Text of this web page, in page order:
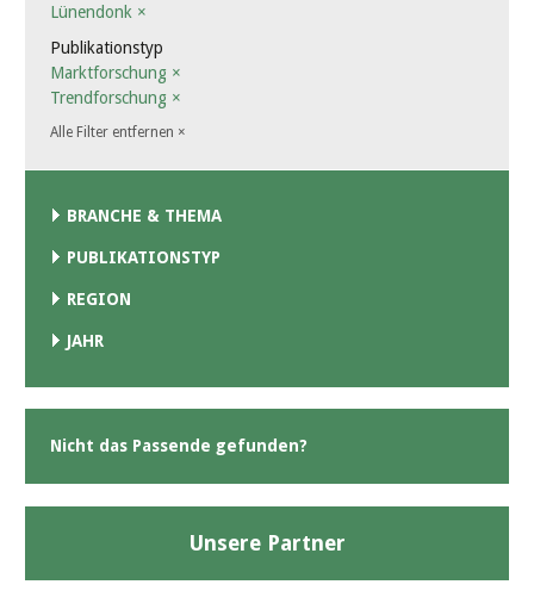
Lünendonk ×
Publikationstyp
Marktforschung ×
Trendforschung ×
Alle Filter entfernen ×
BRANCHE & THEMA
PUBLIKATIONSTYP
REGION
JAHR
Nicht das Passende gefunden?
Unsere Partner